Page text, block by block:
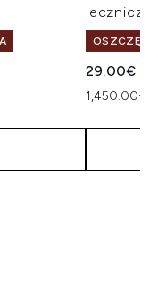
leczniczy
OSZCZĘDŹ
29.00€
1,450.00€